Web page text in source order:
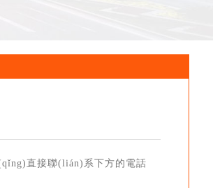
直接聯(lián)系下方的電話